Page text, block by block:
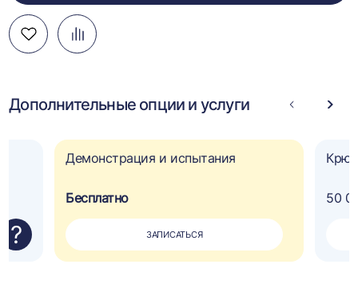
Добавить
в
Добавить
в
Перейти
к
Дополнительные опции и услуги
Стрелка
?
Демонстрация и испытания
Бесплатно
ЗАПИСАТЬСЯ
50